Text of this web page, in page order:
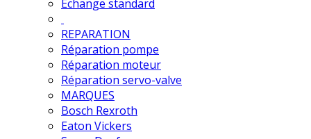
Echange standard
REPARATION
Réparation pompe
Réparation moteur
Réparation servo-valve
MARQUES
Bosch Rexroth
Eaton Vickers